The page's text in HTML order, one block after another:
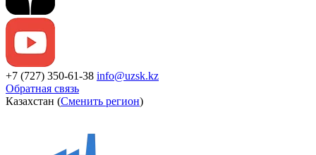
+7 (727) 350-61-38 info@uzsk.kz
Обратная связь
Казахстан (Сменить регион)